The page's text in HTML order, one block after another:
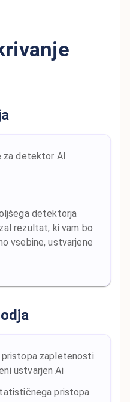
za detektor AI
detektorja
rezultat, ki vam bo
vsebine, ustvarjene
zapletenosti
ustvarjen Ai
pristopa